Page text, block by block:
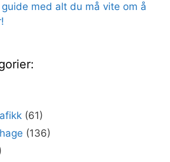
med alt du må vite om å
(61)
(136)